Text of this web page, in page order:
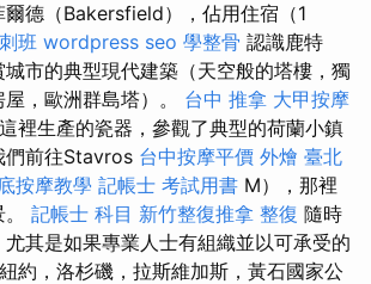
德（Bakersfield），佔用住宿（1
班 wordpress seo 學整骨 認識鹿特
市的典型現代建築（天空般的塔樓，獨
，歐洲群島塔）。 台中 推拿 大甲按摩
裡生產的瓷器，參觀了典型的荷蘭小鎮
前往Stavros 台中按摩平價 外燴 臺北
按摩教學 記帳士 考試用書 M），那裡
記帳士 科目 新竹整復推拿 整復 隨時
其是如果專業人士有組織並以可承受的
紐約，洛杉磯，拉斯維加斯，黃石國家公